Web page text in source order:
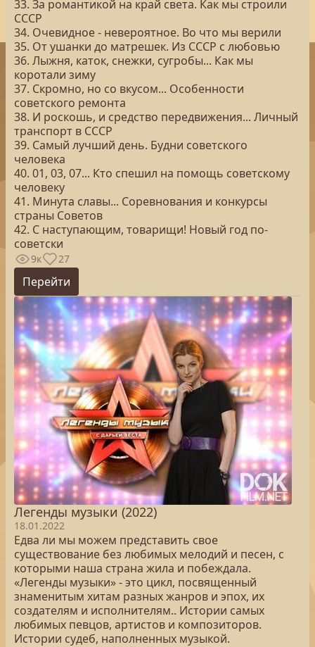
33. За романтикой на край света. Как мы строили
СССР
34. Очевидное - невероятное. Во что мы верили
35. От ушанки до матрешек. Из СССР с любовью
36. Лыжня, каток, снежки, сугробы... Как мы
коротали зиму
37. Скромно, но со вкусом... Особенности
советского ремонта
38. И роскошь, и средство передвижения... Личный
транспорт в СССР
39. Самый лучший день. Будни советского
человека
40. 01, 03, 07... Кто спешил на помощь советскому
человеку
41. Минута славы... Соревнования и конкурсы
страны Советов
42. С наступающим, товарищи! Новый год по-
советски
9к 27
Перейти
Легенды музыки (2022)
18.01.2022
Едва ли мы можем представить свое
существование без любимых мелодий и песен, с
которыми наша страна жила и побеждала.
«Легенды музыки» - это цикл, посвященный
знаменитым хитам разных жанров и эпох, их
создателям и исполнителям.. Истории самых
любимых певцов, артистов и композиторов.
Истории судеб, наполненных музыкой.